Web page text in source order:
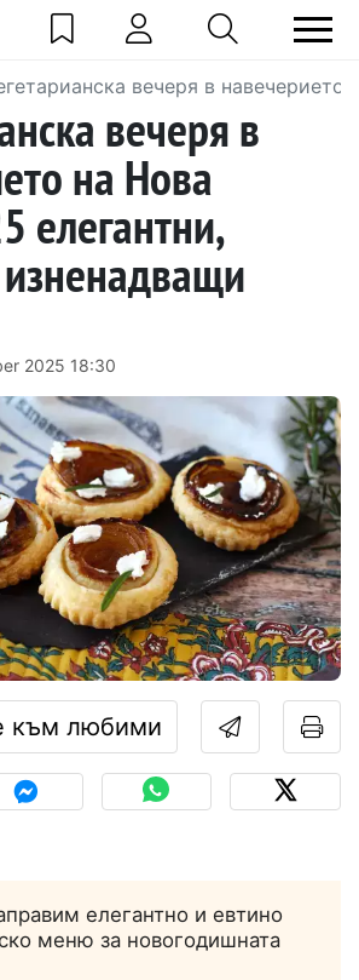
вечеря в
вечеря в
на Нова
елегантни,
2025 18:30
към любими
елегантно и евтино
меню за новогодишната